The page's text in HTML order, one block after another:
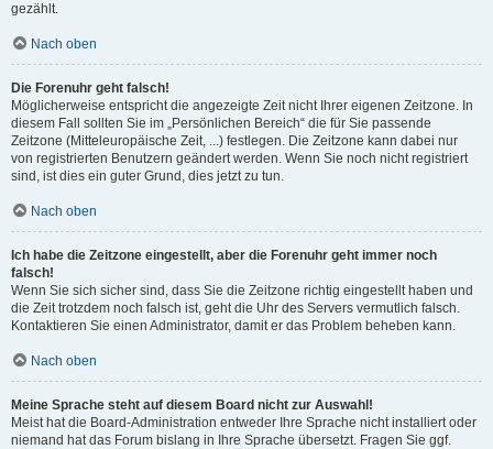
gezählt.
Nach oben
Die Forenuhr geht falsch!
Möglicherweise entspricht die angezeigte Zeit nicht Ihrer eigenen Zeitzone. In
diesem Fall sollten Sie im „Persönlichen Bereich“ die für Sie passende
Zeitzone (Mitteleuropäische Zeit, ...) festlegen. Die Zeitzone kann dabei nur
von registrierten Benutzern geändert werden. Wenn Sie noch nicht registriert
sind, ist dies ein guter Grund, dies jetzt zu tun.
Nach oben
Ich habe die Zeitzone eingestellt, aber die Forenuhr geht immer noch
falsch!
Wenn Sie sich sicher sind, dass Sie die Zeitzone richtig eingestellt haben und
die Zeit trotzdem noch falsch ist, geht die Uhr des Servers vermutlich falsch.
Kontaktieren Sie einen Administrator, damit er das Problem beheben kann.
Nach oben
Meine Sprache steht auf diesem Board nicht zur Auswahl!
Meist hat die Board-Administration entweder Ihre Sprache nicht installiert oder
niemand hat das Forum bislang in Ihre Sprache übersetzt. Fragen Sie ggf.